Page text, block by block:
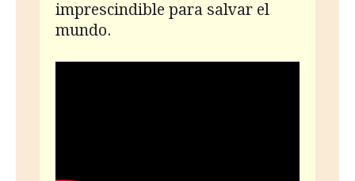
imprescindible para salvar el
mundo.